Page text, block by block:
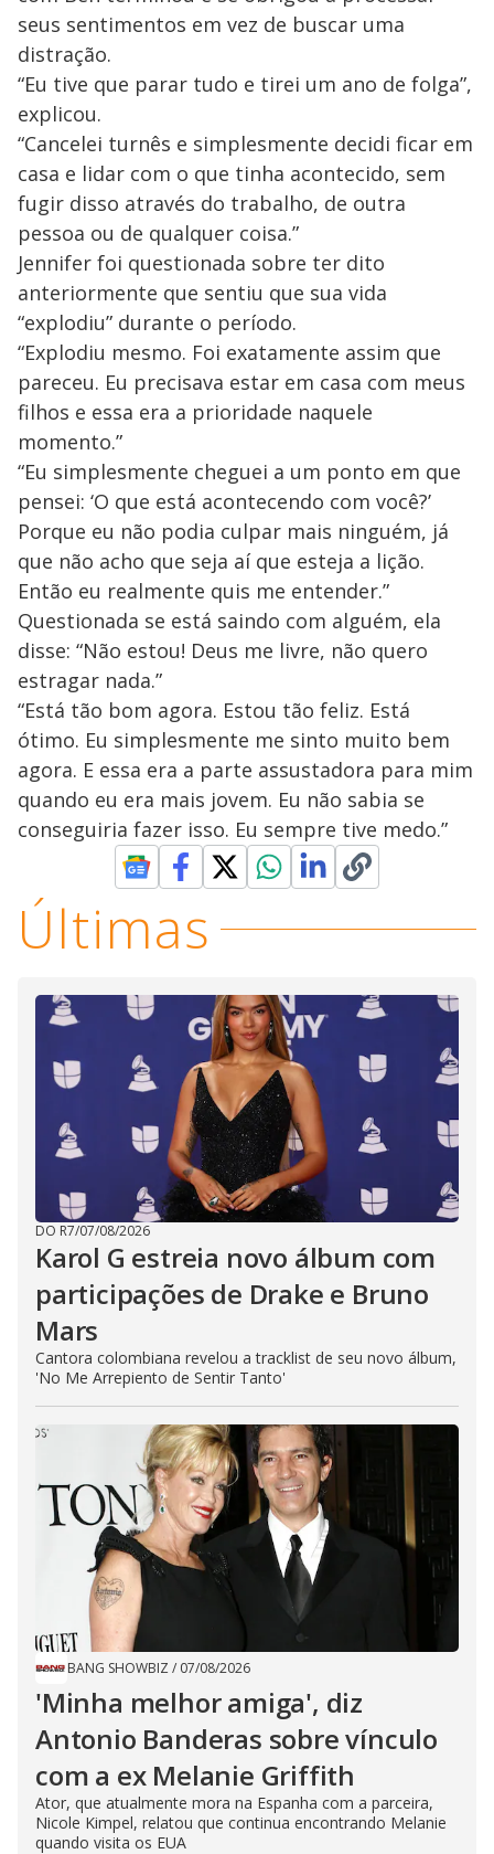
seus sentimentos em vez de buscar uma
distração.
“Eu tive que parar tudo e tirei um ano de folga”,
explicou.
“Cancelei turnês e simplesmente decidi ficar em
casa e lidar com o que tinha acontecido, sem
fugir disso através do trabalho, de outra
pessoa ou de qualquer coisa.”
Jennifer foi questionada sobre ter dito
anteriormente que sentiu que sua vida
“explodiu” durante o período.
“Explodiu mesmo. Foi exatamente assim que
pareceu. Eu precisava estar em casa com meus
filhos e essa era a prioridade naquele
momento.”
“Eu simplesmente cheguei a um ponto em que
pensei: ‘O que está acontecendo com você?’
Porque eu não podia culpar mais ninguém, já
que não acho que seja aí que esteja a lição.
Então eu realmente quis me entender.”
Questionada se está saindo com alguém, ela
disse: “Não estou! Deus me livre, não quero
estragar nada.”
“Está tão bom agora. Estou tão feliz. Está
ótimo. Eu simplesmente me sinto muito bem
agora. E essa era a parte assustadora para mim
quando eu era mais jovem. Eu não sabia se
conseguiria fazer isso. Eu sempre tive medo.”
Últimas
DO R7/07/08/2026
Karol G estreia novo álbum com
participações de Drake e Bruno
Mars
Cantora colombiana revelou a ​tracklist de seu novo álbum,
'No Me Arrepiento de Sentir Tanto'
BANG SHOWBIZ / 07/08/2026
'Minha melhor amiga', diz
Antonio Banderas sobre vínculo
com a ex Melanie Griffith
Ator, que atualmente mora na Espanha com a parceira,
Nicole Kimpel, relatou que continua encontrando Melanie
quando visita os EUA